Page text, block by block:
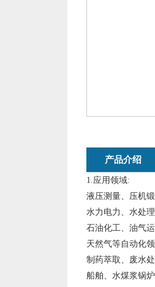
产品介绍
1.应用领域:
液压测量、 压
水力电力 、 水处
石油化工、 油气
天然气等自动化
制药萃取 、废水
船舶、 水煤浆锅